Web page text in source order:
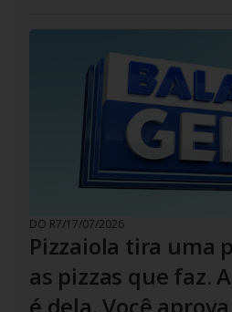
DO R7/17/07/2026
Pizzaiola tira uma
as pizzas que faz.